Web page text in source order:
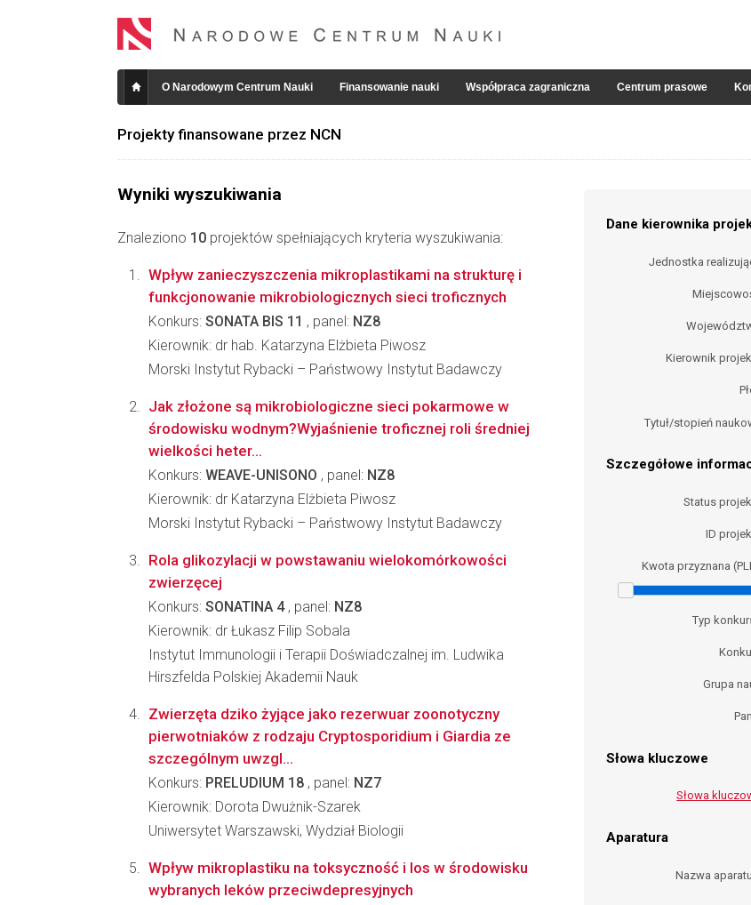
O Narodowym Centrum Nauki Finansowanie nauki Współpraca zagraniczna Centrum prasowe
Projekty finansowane przez NCN
Wyniki wyszukiwania
Znaleziono 10 projektów spełniających kryteria wyszukiwania:
Dane kierownika
Jednostka
Kierownik
Tytuł/stopień
Szczegółowe
Status
ID
Kwota przyznana
Typ
Grupa
Słowa kluczowe
Słowa
Aparatura
Nazwa
Wpływ zanieczyszczenia mikroplastikami na strukturę i
funkcjonowanie mikrobiologicznych sieci troficznych
Konkurs: SONATA BIS 11 , panel: NZ8
Kierownik: dr hab. Katarzyna Elżbieta Piwosz
Morski Instytut Rybacki – Państwowy Instytut Badawczy
Jak złożone są mikrobiologiczne sieci pokarmowe w
środowisku wodnym?Wyjaśnienie troficznej roli średniej
wielkości heter...
Konkurs: WEAVE-UNISONO , panel: NZ8
Kierownik: dr Katarzyna Elżbieta Piwosz
Morski Instytut Rybacki – Państwowy Instytut Badawczy
Rola glikozylacji w powstawaniu wielokomórkowości
zwierzęcej
Konkurs: SONATINA 4, panel: NZ8
Kierownik: dr Łukasz Filip Sobala
Instytut Immunologii i Terapii Doświadczalnej im. Ludwika
Hirszfelda Polskiej Akademii Nauk
Zwierzęta dziko żyjące jako rezerwuar zoonotyczny
pierwotniaków z rodzaju Cryptosporidium i Giardia ze
szczególnym uwzgl...
Konkurs: PRELUDIUM 18 , panel: NZ7
Kierownik: Dorota Dwużnik-Szarek
Uniwersytet Warszawski, Wydział Biologii
Wpływ mikroplastiku na toksyczność i los w środowisku
wybranych leków przeciwdepresyjnych